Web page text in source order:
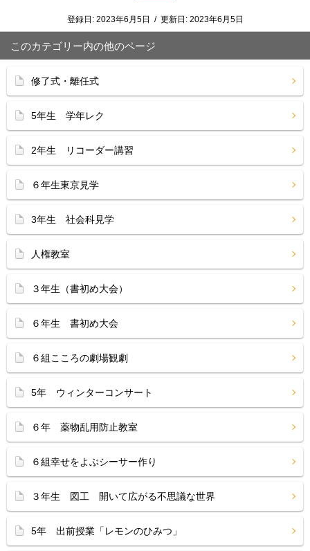
登録日: 2023年6月5日 / 更新日: 2023年6月5日
このカテゴリー内の他のページ
修了式・離任式
5年生 学年レク
2年生 リコーダー講習
６年生東京見学
3年生 社会科見学
人権教室
３年生（書初め大会）
６年生 書初め大会
６組こころの劇場観劇
5年 ウィンターコンサート
６年 薬物乱用防止教室
６組幸せをよぶシーサー作り
３年生 図工 開いて広がる不思議な世界
5年 出前授業「レモンのひみつ」